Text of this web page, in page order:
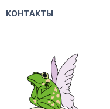
КОНТАКТЫ